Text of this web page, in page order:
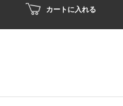
カートに入れる